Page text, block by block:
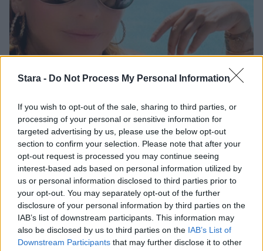
Stara - Do Not Process My Personal Information
If you wish to opt-out of the sale, sharing to third parties, or
processing of your personal or sensitive information for
targeted advertising by us, please use the below opt-out
section to confirm your selection. Please note that after your
opt-out request is processed you may continue seeing
interest-based ads based on personal information utilized by
us or personal information disclosed to third parties prior to
your opt-out. You may separately opt-out of the further
disclosure of your personal information by third parties on the
IAB’s list of downstream participants. This information may
also be disclosed by us to third parties on the IAB’s List of
Downstream Participants that may further disclose it to other
12.4.2022, 14:00
Sarah Michelle Gellar on tyylikäs
biksukaunotar